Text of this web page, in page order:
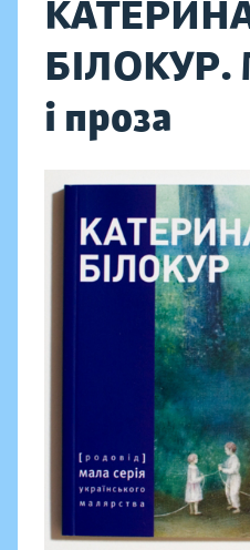
БІЛОКУР.
і проза